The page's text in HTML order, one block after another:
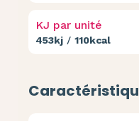
KJ par unité
453kj / 110kcal